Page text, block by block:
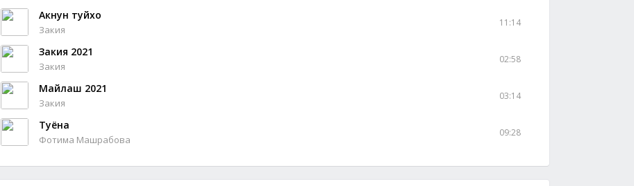
Акнун туйхо
Закия
11:14
Закия 2021
Закия
02:58
Майлаш 2021
Закия
03:14
Туёна
Фотима Машрабова
09:28